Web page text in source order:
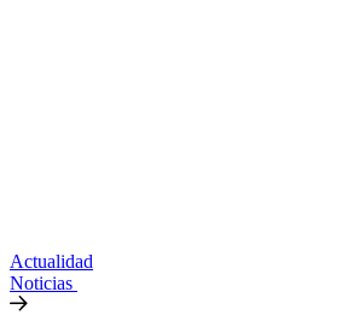
Actualidad
Noticias